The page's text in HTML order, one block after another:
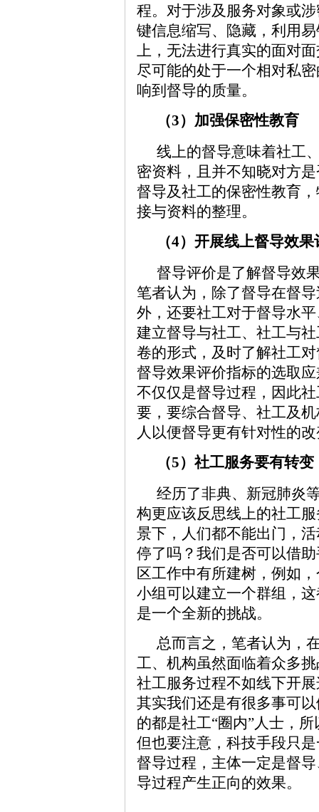
程。对于涉及服务对象或
键信息缩写、隐藏，利用
上，无法进行真实的面对
尽可能的处于一个相对私
响到督导的质量。
（3）加强保密性教育
线上的督导意味着社工
密资料，且并不知晓对方
督导及社工的保密性教育
接与资料的整理。
（4）开展线上督导效果
督导评价是了解督导效
笔者认为，除了督导在督
外，还要社工对于督导水
建立督导与社工、社工与
卷的形式，及时了解社工
督导效果评价指标的选取
不仅仅是督导过程，因此
要，要综合督导、社工及
人以便督导更有针对性的
（5）社工服务要有转变
经历了非典、新冠肺炎
构更应该反思线上的社工
景下，人们都不能出门，
停了吗？我们是否可以借
区工作中有所建树，例如
小组可以建立一个群组，
是一个全新的挑战。
总而言之，笔者认为，
工、机构虽然面临着众多
社工服务过程不如线下开
其实我们还是有很多事可
的都是社工“圈内”人士，
但也要注意，科技手段只
督导过程，主体一定是督
导过程产生正向的效果。